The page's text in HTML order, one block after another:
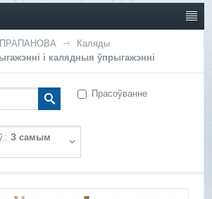
ПРАПАНОВА
Каляды
і калядныя ўпрыгажэнні
Прасоўванне
З самым